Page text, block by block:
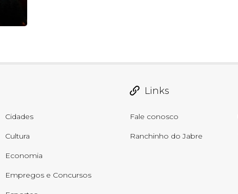
Cidades
Cultura
Economia
Empregos e Concursos
Links
Fale conosco
Ranchinho do Jabre